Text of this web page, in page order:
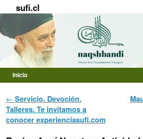
sufi.cl
Inicio
Navegador de artículos
← Servicio. Devoción.
Talleres. Te invitamos a
conocer experienciasufi.com